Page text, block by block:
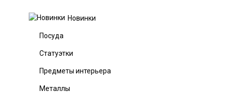
Новинки
Посуда
Статуэтки
Предметы интерьера
Металлы